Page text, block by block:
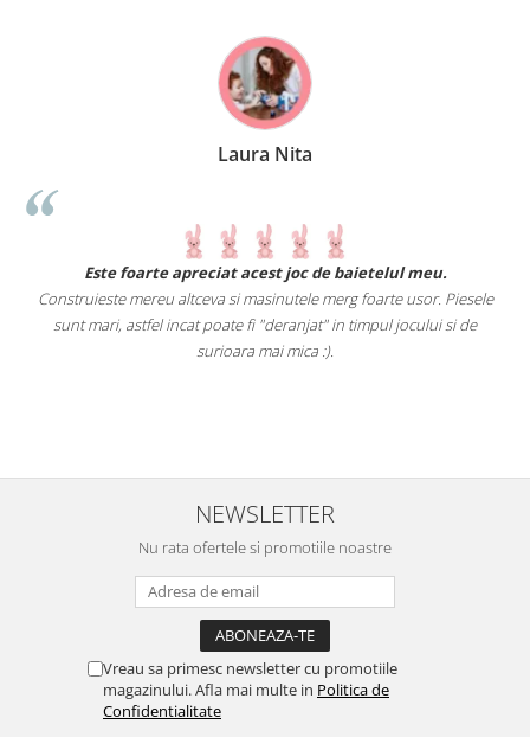
Laura Nita
Este foarte apreciat acest joc de baietelul meu.
Construieste mereu altceva si masinutele merg foarte usor. Piesele
sunt mari, astfel incat poate fi "deranjat" in timpul jocului si de
surioara mai mica :).
NEWSLETTER
Nu rata ofertele si promotiile noastre
Vreau sa primesc newsletter cu promotiile
magazinului. Afla mai multe in Politica de
Confidentialitate